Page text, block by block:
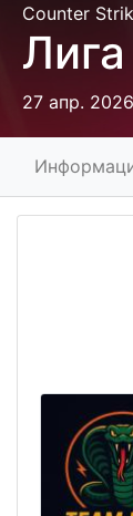
Counter
27 апр.